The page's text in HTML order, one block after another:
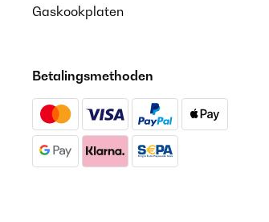
Gaskookplaten
Betalingsmethoden